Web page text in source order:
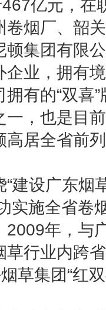
亿元，在
烟厂、韶
顿集团有限
企业，拥有
有的“双喜
，也是目
高居全省前
建设广东烟
实施全省卷
2009年，与
草行业内跨
草集团“红